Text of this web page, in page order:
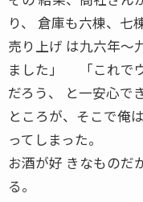
り、 倉庫も六棟、七
売り上げ は九六年〜
ました」 「これで
だろう、 と一安心で
ところが、そこで俺
ってしまった。
お酒が好 きなものだ
る。